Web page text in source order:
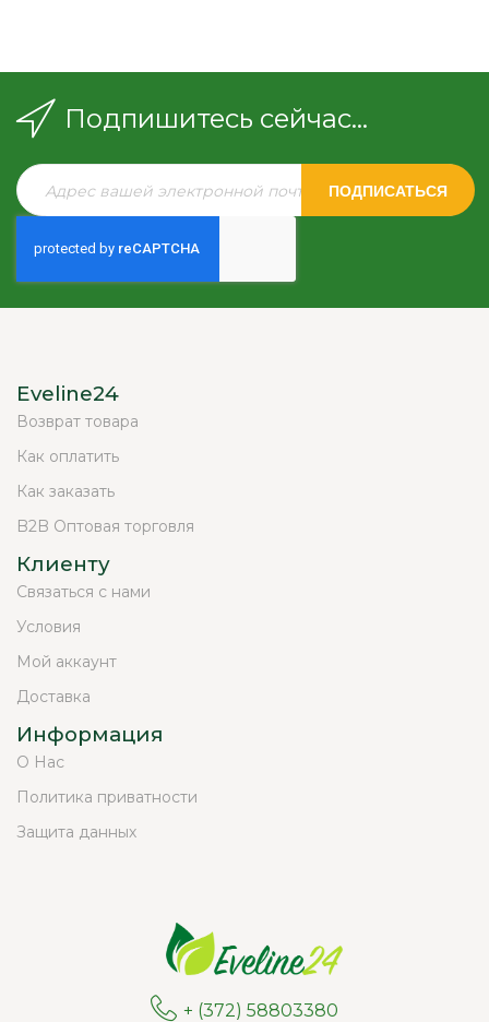
Подпишитесь сейчас...
ПОДПИСАТЬСЯ
Eveline24
Возврат товара
Как оплатить
Как заказать
B2B Оптовая торговля
Клиенту
Связаться с нами
Условия
Мой аккаунт
Доставка
Информация
О Нас
Политика приватности
Защита данных
+ (372) 58803380